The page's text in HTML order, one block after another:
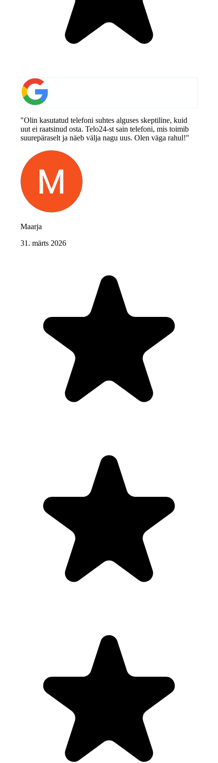
"Olin kasutatud telefoni suhtes alguses skeptiline, kuid
uut ei raatsinud osta. Telo24-st sain telefoni, mis toimib
suurepäraselt ja näeb välja nagu uus. Olen väga rahul!"
Maarja
31. märts 2026